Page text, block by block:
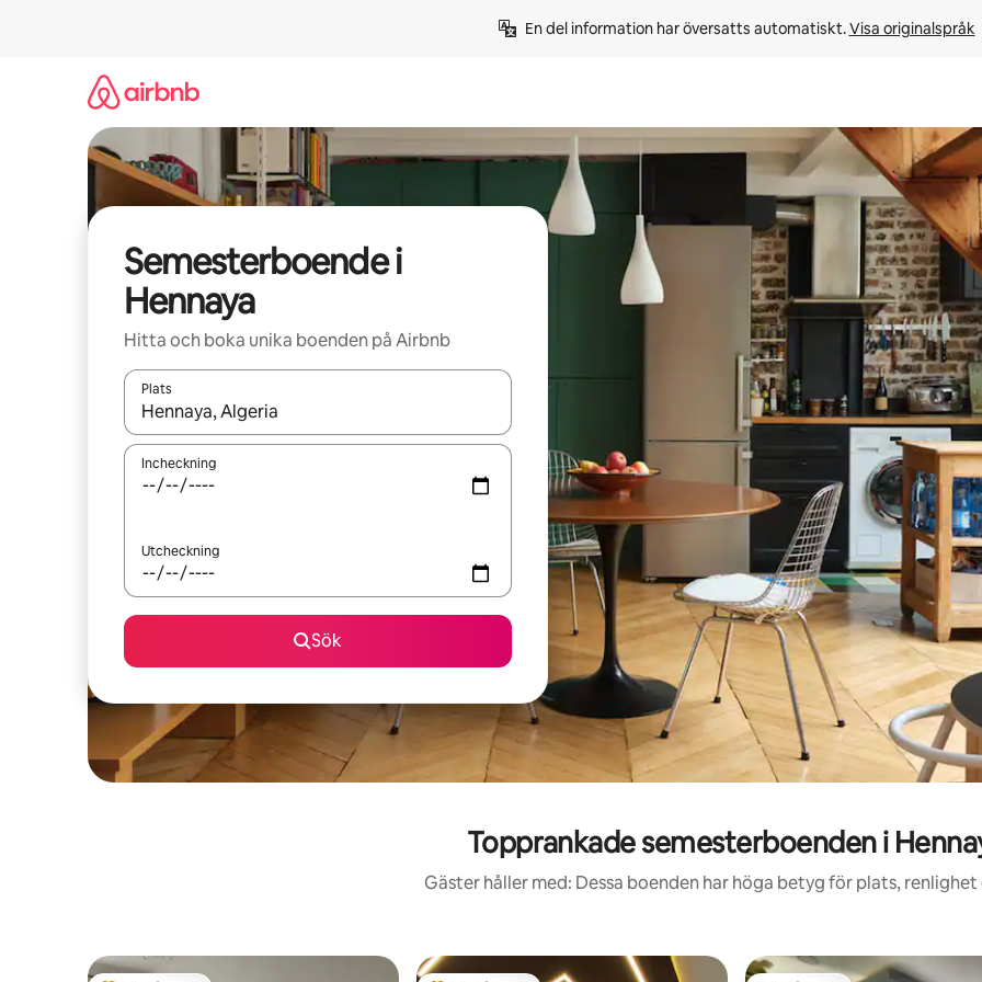
En del information har översatts automatiskt. Visa originalspråk
Semesterboende i
Hennaya
Hitta och boka unika boenden på Airbnb
Plats
När resultaten är tillgängliga kan du navigera med upp- och nedåtpilarna eller utforska genom att trycka eller svepa.
Incheckning
Utcheckning
Sök
Topprankade semesterboenden i
Gäster håller med: Dessa boenden har höga betyg för plats, renlighet